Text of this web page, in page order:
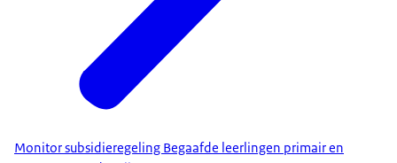
Monitor subsidieregeling Begaafde leerlingen primair en